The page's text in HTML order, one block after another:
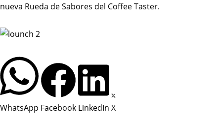
nueva Rueda de Sabores del Coffee Taster.
WhatsApp Facebook LinkedIn X